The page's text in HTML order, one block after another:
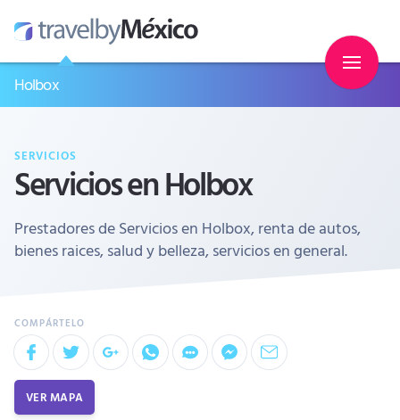
Holbox
SERVICIOS
Servicios en Holbox
Prestadores de Servicios en Holbox, renta de autos,
bienes raices, salud y belleza, servicios en general.
VER MAPA